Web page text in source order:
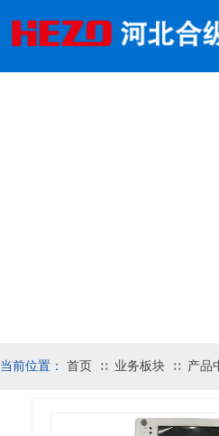
当前位置： 首页 ∷ 业务板块 ∷ 产品